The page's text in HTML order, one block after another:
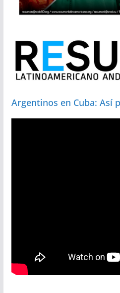
Argentinos en Cuba: Así